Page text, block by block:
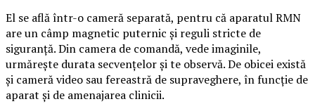
El se află într-o cameră separată, pentru că aparatul RMN
are un câmp magnetic puternic și reguli stricte de
siguranță. Din camera de comandă, vede imaginile,
urmărește durata secvențelor și te observă. De obicei există
și cameră video sau fereastră de supraveghere, în funcție de
aparat și de amenajarea clinicii.